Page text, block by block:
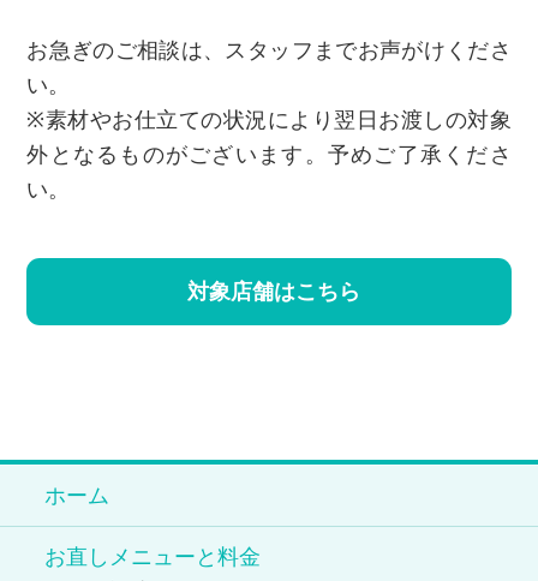
お急ぎのご相談は、スタッフまでお声がけくださ
い。
※素材やお仕立ての状況により翌日お渡しの対象
外となるものがございます。予めご了承くださ
い。
対象店舗はこちら
ホーム
お直しメニューと料金